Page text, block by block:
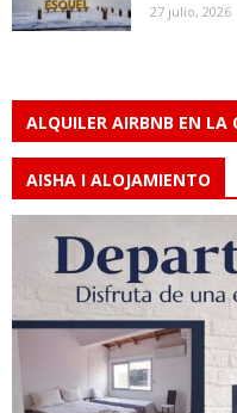
27 julio, 2026
ALQUILER AIRBNB EN LA
AISHA I ALOJAMIENTO